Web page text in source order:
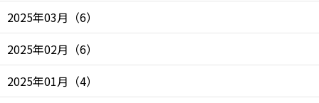
2025年03月 （6）
2025年02月 （6）
2025年01月 （4）